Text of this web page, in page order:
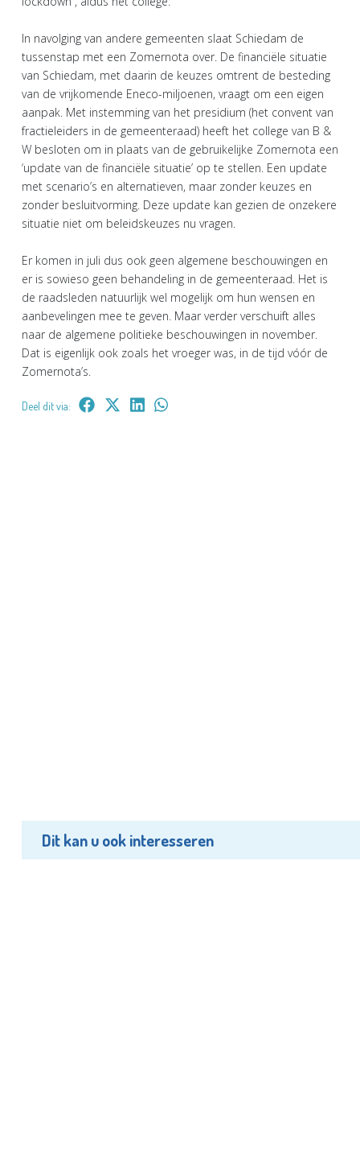
In navolging van andere gemeenten slaat Schiedam de
tussenstap met een Zomernota over. De financiële situatie
van Schiedam, met daarin de keuzes omtrent de besteding
van de vrijkomende Eneco-miljoenen, vraagt om een eigen
aanpak. Met instemming van het presidium (het convent van
fractieleiders in de gemeenteraad) heeft het college van B &
W besloten om in plaats van de gebruikelijke Zomernota een
‘update van de financiële situatie’ op te stellen. Een update
met scenario’s en alternatieven, maar zonder keuzes en
zonder besluitvorming. Deze update kan gezien de onzekere
situatie niet om beleidskeuzes nu vragen.
Er komen in juli dus ook geen algemene beschouwingen en
er is sowieso geen behandeling in de gemeenteraad. Het is
de raadsleden natuurlijk wel mogelijk om hun wensen en
aanbevelingen mee te geven. Maar verder verschuift alles
naar de algemene politieke beschouwingen in november.
Dat is eigenlijk ook zoals het vroeger was, in de tijd vóór de
Zomernota’s.
Deel dit via:
Dit kan u ook interesseren